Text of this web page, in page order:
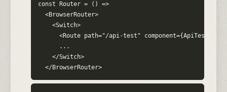
const Router = () =>
  <BrowserRouter>
    <Switch>
      <Route path="/api-test" component={ApiTest} />
      ...
    </Switch>
  </BrowserRouter>